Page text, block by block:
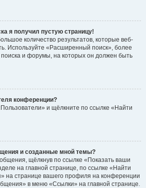
я получил пустую страницу!
количество результатов, которые веб-
Используйте «Расширенный поиск», более
поиска и форумы, на которых он должен быть
конференции?
и щёлкните по ссылке «Найти
и созданные мной темы?
щёлкнув по ссылке «Показать ваши
на главной странице, по ссылке «Найти
на странице вашего профиля на конференции
в меню «Ссылки» на главной странице.